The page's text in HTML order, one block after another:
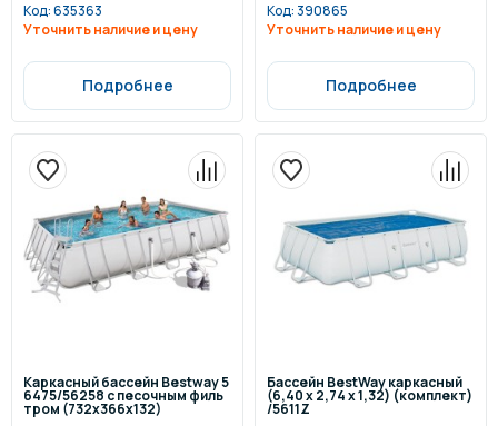
Код:635363
Уточнить наличие и цену
Подробнее
Код:390865
Уточнить наличие и цену
Подробнее
Каркасный бассейн Bestway 5
6475/56258 с песочным филь
тром (732х366х132)
Бассейн BestWay каркасный
(6,40 х 2,74 x 1,32) (комплект)
/5611Z